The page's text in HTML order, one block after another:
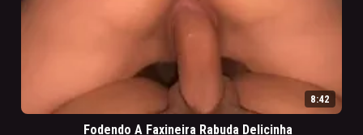
8:42
Fodendo A Faxineira Rabuda Delicinha